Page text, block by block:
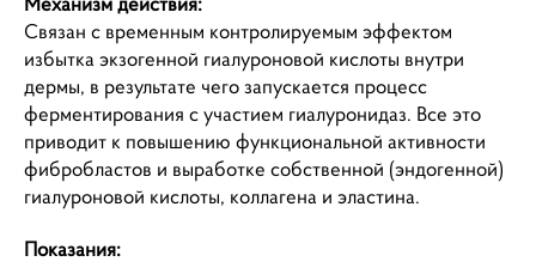
Связан с временным контролируемым эффектом
избытка экзогенной гиалуроновой кислоты внутри
дермы, в результате чего запускается процесс
ферментирования с участием гиалуронидаз. Все это
приводит к повышению функциональной активности
фибробластов и выработке собственной (эндогенной)
гиалуроновой кислоты, коллагена и эластина.
Показания: